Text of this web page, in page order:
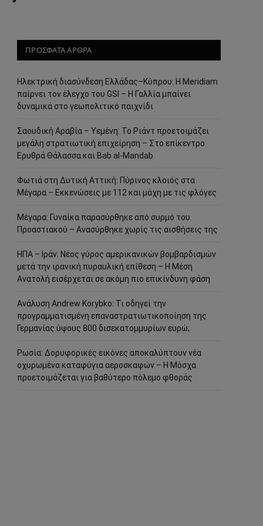
ΠΡΟΣΦΑΤΑ ΑΡΘΡΑ
Ηλεκτρική διασύνδεση Ελλάδας–Κύπρου: Η Meridiam
παίρνει τον έλεγχο του GSI – Η Γαλλία μπαίνει
δυναμικά στο γεωπολιτικό παιχνίδι
Σαουδική Αραβία – Υεμένη: Το Ριάντ προετοιμάζει
μεγάλη στρατιωτική επιχείρηση – Στο επίκεντρο
Ερυθρά Θάλασσα και Bab al-Mandab
Φωτιά στη Δυτική Αττική: Πύρινος κλοιός στα
Μέγαρα – Εκκενώσεις με 112 και μάχη με τις φλόγες
Μέγαρα: Γυναίκα παρασύρθηκε από συρμό του
Προαστιακού – Ανασύρθηκε χωρίς τις αισθήσεις της
ΗΠΑ – Ιράν: Νέος γύρος αμερικανικών βομβαρδισμών
μετά την ιρανική πυραυλική επίθεση – Η Μέση
Ανατολή εισέρχεται σε ακόμη πιο επικίνδυνη φάση
Ανάλυση Andrew Korybko: Τι οδηγεί την
προγραμματισμένη επαναστρατιωτικοποίηση της
Γερμανίας ύψους 800 δισεκατομμυρίων ευρώ;
Ρωσία: Δορυφορικές εικόνες αποκαλύπτουν νέα
οχυρωμένα καταφύγια αεροσκαφών – Η Μόσχα
προετοιμάζεται για βαθύτερο πόλεμο φθοράς